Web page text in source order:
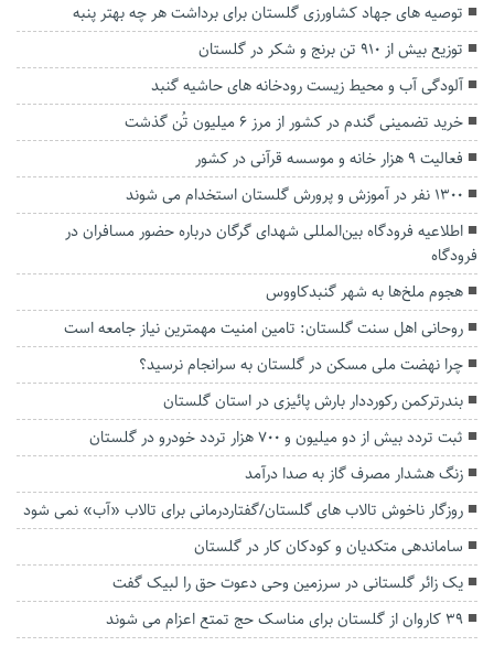
توصیه های جهاد کشاورزی گلستان برای برداشت هر چه بهتر پنبه
توزیع بیش از ۹۱۰ تن برنج و شکر در گلستان
آلودگی آب و محیط زیست رودخانه های حاشیه گنبد
خرید تضمینی گندم در کشور از مرز ۶ میلیون تُن گذشت
فعالیت ۹ هزار خانه و موسسه قرآنی در کشور
۱۳۰۰ نفر در آموزش و پرورش گلستان استخدام می شوند
اطلاعیه فرودگاه بین‌المللی شهدای گرگان درباره حضور مسافران در
فرودگاه
هجوم ملخ‌ها به شهر گنبدکاووس
روحانی اهل سنت گلستان: تامین امنیت مهمترین نیاز جامعه است
چرا نهضت ملی مسکن در گلستان به سرانجام نرسید؟
بندرترکمن رکورددار بارش پائیزی در استان گلستان
ثبت تردد بیش از دو میلیون و ۷۰۰ هزار تردد خودرو در گلستان
زنگ هشدار مصرف گاز به صدا درآمد
روزگار ناخوش تالاب های گلستان/گفتاردرمانی برای تالاب «آب» نمی شود
ساماندهی متکدیان و کودکان کار در گلستان
یک زائر گلستانی در سرزمین وحی دعوت حق را لبیک گفت
۳۹ کاروان از گلستان برای مناسک حج تمتع اعزام می شوند